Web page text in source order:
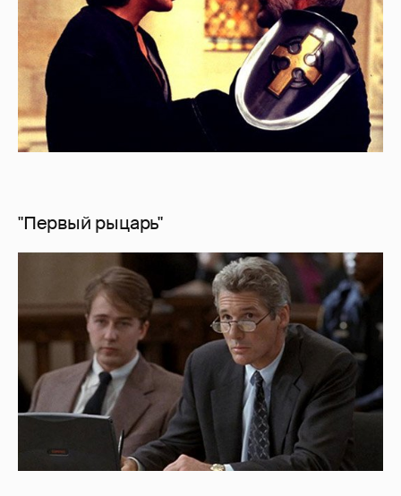
"Первый рыцарь"